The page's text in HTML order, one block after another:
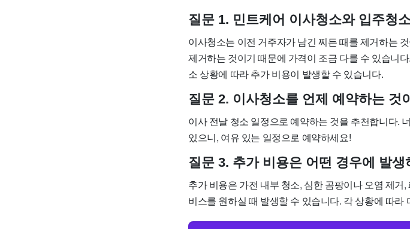
질문 1. 민트케어 이사청소와 입주청
이사청소는 이전 거주자가 남긴 찌든 때를 제거하는
제거하는 것이기 때문에 가격이 조금 다를 수 있습니
소 상황에 따라 추가 비용이 발생할 수 있습니다.
질문 2. 이사청소를 언제 예약하는 것
이사 전날 청소 일정으로 예약하는 것을 추천합니다.
있으니, 여유 있는 일정으로 예약하세요!
질문 3. 추가 비용은 어떤 경우에 발생
추가 비용은 가전 내부 청소, 심한 곰팡이나 오염 제
비스를 원하실 때 발생할 수 있습니다. 각 상황에 따